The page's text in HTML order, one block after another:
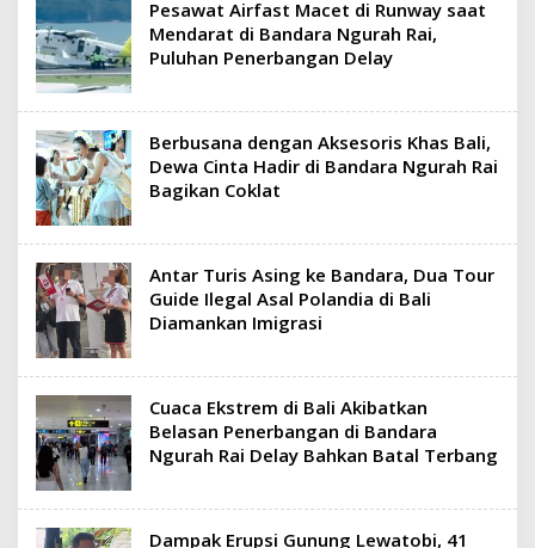
Pesawat Airfast Macet di Runway saat
Mendarat di Bandara Ngurah Rai,
Puluhan Penerbangan Delay
Berbusana dengan Aksesoris Khas Bali,
Dewa Cinta Hadir di Bandara Ngurah Rai
Bagikan Coklat
Antar Turis Asing ke Bandara, Dua Tour
Guide Ilegal Asal Polandia di Bali
Diamankan Imigrasi
Cuaca Ekstrem di Bali Akibatkan
Belasan Penerbangan di Bandara
Ngurah Rai Delay Bahkan Batal Terbang
Dampak Erupsi Gunung Lewatobi, 41